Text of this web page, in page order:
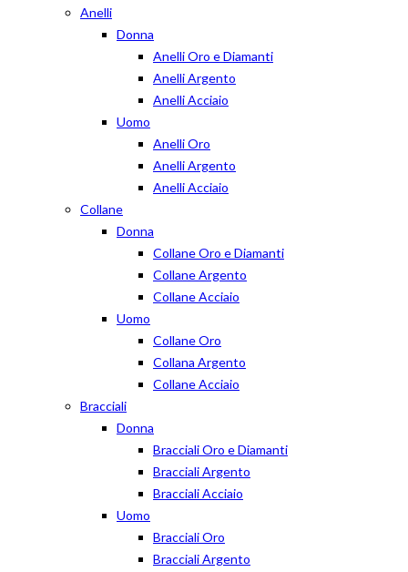
Anelli
Donna
Anelli Oro e Diamanti
Anelli Argento
Anelli Acciaio
Uomo
Anelli Oro
Anelli Argento
Anelli Acciaio
Collane
Donna
Collane Oro e Diamanti
Collane Argento
Collane Acciaio
Uomo
Collane Oro
Collana Argento
Collane Acciaio
Bracciali
Donna
Bracciali Oro e Diamanti
Bracciali Argento
Bracciali Acciaio
Uomo
Bracciali Oro
Bracciali Argento